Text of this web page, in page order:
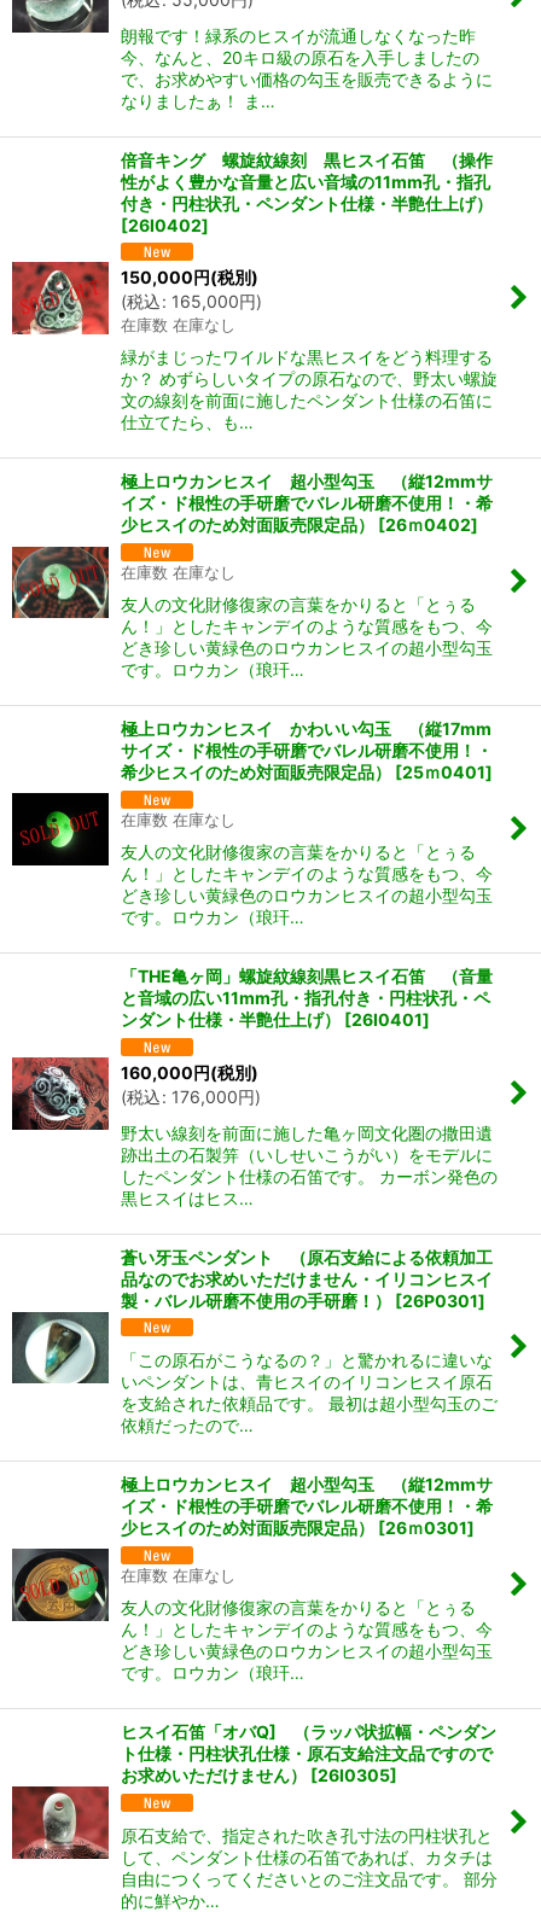
朗報です！緑系のヒスイが流通しなくなった昨
今、なんと、20キロ級の原石を入手しましたの
で、お求めやすい価格の勾玉を販売できるように
なりましたぁ！ ま…
倍音キング 螺旋紋線刻 黒ヒスイ石笛 （操作
性がよく豊かな音量と広い音域の11mm孔・指孔
付き・円柱状孔・ペンダント仕様・半艶仕上げ）
[26I0402]
150,000 円(税別)
(税込: 165,000円)
在庫数 在庫なし
緑がまじったワイルドな黒ヒスイをどう料理する
か？ めずらしいタイプの原石なので、野太い螺旋
文の線刻を前面に施したペンダント仕様の石笛に
仕立てたら、も…
極上ロウカンヒスイ 超小型勾玉 （縦12mmサ
イズ・ド根性の手研磨でバレル研磨不使用！・希
少ヒスイのため対面販売限定品）
[26ｍ0402]
在庫数 在庫なし
友人の文化財修復家の言葉をかりると「とぅる
ん！」としたキャンデイのような質感をもつ、今
どき珍しい黄緑色のロウカンヒスイの超小型勾玉
です。ロウカン（琅玕…
極上ロウカンヒスイ かわいい勾玉 （縦17mm
サイズ・ド根性の手研磨でバレル研磨不使用！・
希少ヒスイのため対面販売限定品）
[25ｍ0401]
在庫数 在庫なし
友人の文化財修復家の言葉をかりると「とぅる
ん！」としたキャンデイのような質感をもつ、今
どき珍しい黄緑色のロウカンヒスイの超小型勾玉
です。ロウカン（琅玕…
「THE亀ヶ岡」螺旋紋線刻黒ヒスイ石笛 （音量
と音域の広い11mm孔・指孔付き・円柱状孔・ペ
ンダント仕様・半艶仕上げ）
[26I0401]
160,000円(税別)
(税込: 176,000円)
野太い線刻を前面に施した亀ヶ岡文化圏の撒田遺
跡出土の石製笄（いしせいこうがい）をモデルに
したペンダント仕様の石笛です。 カーボン発色の
黒ヒスイはヒス…
蒼い牙玉ペンダント （原石支給による依頼加工
品なのでお求めいただけません・イリコンヒスイ
製・バレル研磨不使用の手研磨！）
[26P0301]
「この原石がこうなるの？」と驚かれるに違いな
いペンダントは、青ヒスイのイリコンヒスイ原石
を支給された依頼品です。 最初は超小型勾玉のご
依頼だったので…
極上ロウカンヒスイ 超小型勾玉 （縦12mmサ
イズ・ド根性の手研磨でバレル研磨不使用！・希
少ヒスイのため対面販売限定品）
[26ｍ0301]
在庫数 在庫なし
友人の文化財修復家の言葉をかりると「とぅる
ん！」としたキャンデイのような質感をもつ、今
どき珍しい黄緑色のロウカンヒスイの超小型勾玉
です。ロウカン（琅玕…
ヒスイ石笛「オバQ] （ラッパ状拡幅・ペンダン
ト仕様・円柱状孔仕様・原石支給注文品ですので
お求めいただけません）
[26I0305]
原石支給で、指定された吹き孔寸法の円柱状孔と
して、ペンダント仕様の石笛であれば、カタチは
自由につくってくださいとのご注文品です。 部分
的に鮮やか…